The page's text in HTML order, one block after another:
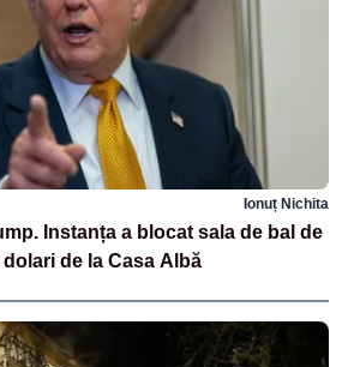
Ionuț Nichita
Instanța a blocat sala de bal de
de la Casa Albă